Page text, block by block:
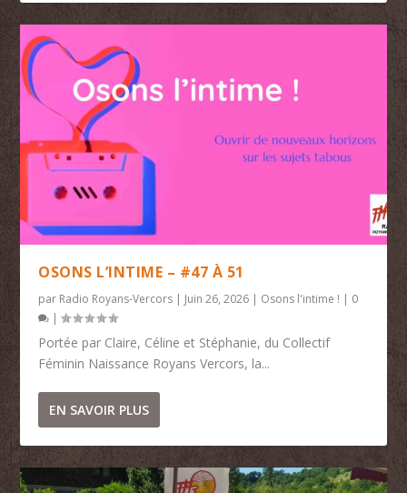
OSONS L’INTIME – #47 À 51
par Radio Royans-Vercors | Juin 26, 2026 | Osons l'intime ! | 0
|
Portée par Claire, Céline et Stéphanie, du Collectif
Féminin Naissance Royans Vercors, la...
EN SAVOIR PLUS